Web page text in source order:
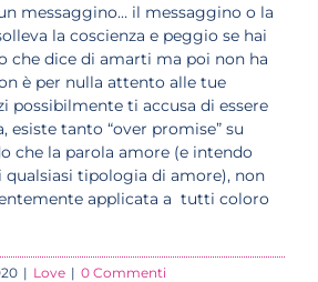
messaggino… il messaggino o la
la coscienza e peggio se hai
che dice di amarti ma poi non ha
è per nulla attento alle tue
possibilmente ti accusa di essere
esiste tanto “over promise” su
che la parola amore (e intendo
qualsiasi tipologia di amore), non
applicata a tutti coloro
| Love | 0 Commenti